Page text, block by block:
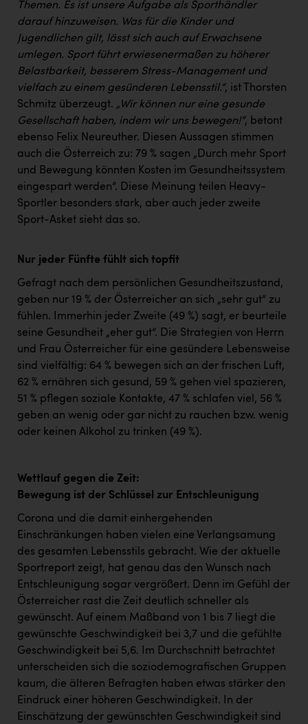
Themen. Es ist unsere Aufgabe als Sporthändler
darauf hinzuweisen. Was für die Kinder und
Jugendlichen gilt, lässt sich auch auf Erwachsene
umlegen. Sport führt erwiesenermaßen zu höherer
Belastbarkeit, besserem Stress-Management und
vielfach zu einem gesünderen Lebensstil.“, ist Thorsten
Schmitz überzeugt. „Wir können nur eine gesunde
Gesellschaft haben, indem wir uns bewegen!“, betont
ebenso Felix Neureuther. Diesen Aussagen stimmen
auch die Österreich zu: 79 % sagen „Durch mehr Sport
und Bewegung könnten Kosten im Gesundheitssystem
eingespart werden“. Diese Meinung teilen Heavy-
Sportler besonders stark, aber auch jeder zweite
Sport-Asket sieht das so.
Nur jeder Fünfte fühlt sich topfit
Gefragt nach dem persönlichen Gesundheitszustand,
geben nur 19 % der Österreicher an sich „sehr gut“ zu
fühlen. Immerhin jeder Zweite (49 %) sagt, er beurteile
seine Gesundheit „eher gut“. Die Strategien von Herrn
und Frau Österreicher für eine gesündere Lebensweise
sind vielfältig: 64 % bewegen sich an der frischen Luft,
62 % ernähren sich gesund, 59 % gehen viel spazieren,
51 % pflegen soziale Kontakte, 47 % schlafen viel, 56 %
geben an wenig oder gar nicht zu rauchen bzw. wenig
oder keinen Alkohol zu trinken (49 %).
Wettlauf gegen die Zeit:
Bewegung ist der Schlüssel zur Entschleunigung
Corona und die damit einhergehenden
Einschränkungen haben vielen eine Verlangsamung
des gesamten Lebensstils gebracht. Wie der aktuelle
Sportreport zeigt, hat genau das den Wunsch nach
Entschleunigung sogar vergrößert. Denn im Gefühl der
Österreicher rast die Zeit deutlich schneller als
gewünscht. Auf einem Maßband von 1 bis 7 liegt die
gewünschte Geschwindigkeit bei 3,7 und die gefühlte
Geschwindigkeit bei 5,6. Im Durchschnitt betrachtet
unterscheiden sich die soziodemografischen Gruppen
kaum, die älteren Befragten haben etwas stärker den
Eindruck einer höheren Geschwindigkeit. In der
Einschätzung der gewünschten Geschwindigkeit sind